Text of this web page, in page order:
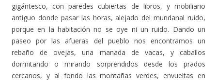
gigántesco, con paredes cubiertas de libros, y mobiliario
antiguo donde pasar las horas, alejado del mundanal ruido,
porque en la habitación no se oye ni un ruido. Dando un
paseo por las afueras del pueblo nos encontramos un
rebaño de ovejas, una manada de vacas, y caballos
dormitando o mirando sorprendidos desde los prados
cercanos, y al fondo las montañas verdes, envueltas en